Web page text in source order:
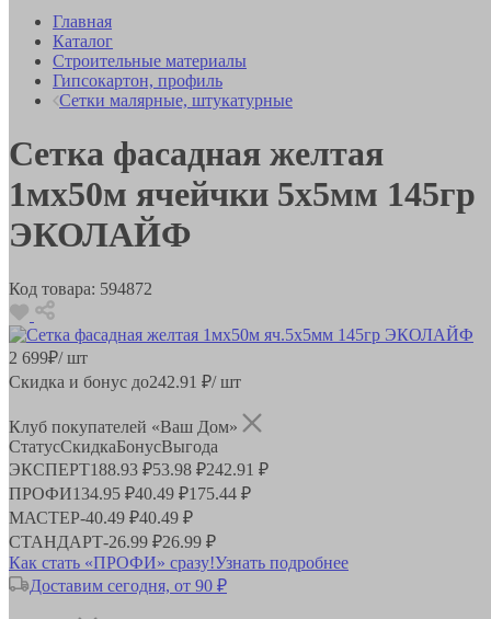
Главная
Каталог
Строительные материалы
Гипсокартон, профиль
Сетки малярные, штукатурные
Сетка фасадная желтая
1мx50м ячейчки 5x5мм 145гр
ЭКОЛАЙФ
Код товара: 594872
2 699₽/ шт
Скидка и бонус до242.91 ₽/ шт
Клуб покупателей «Ваш Дом»
СтатусСкидкаБонусВыгода
ЭКСПЕРТ188.93 ₽53.98 ₽242.91 ₽
ПРОФИ134.95 ₽40.49 ₽175.44 ₽
МАСТЕР-40.49 ₽40.49 ₽
СТАНДАРТ-26.99 ₽26.99 ₽
Как стать «ПРОФИ» сразу!Узнать подробнее
Доставим сегодня, от 90 ₽